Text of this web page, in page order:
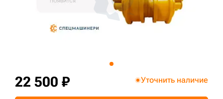
22 500 ₽ Уточнить наличие
sksale@skdst.ru